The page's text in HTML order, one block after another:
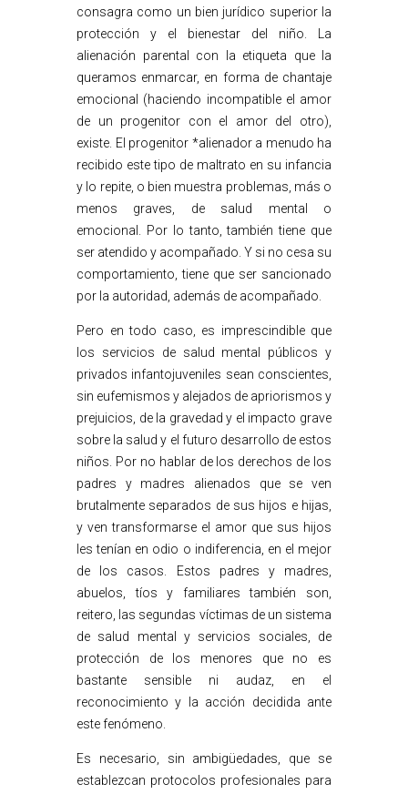
consagra como un bien jurídico superior la
protección y el bienestar del niño. La
alienación parental con la etiqueta que la
queramos enmarcar, en forma de chantaje
emocional (haciendo incompatible el amor
de un progenitor con el amor del otro),
existe. El progenitor *alienador a menudo ha
recibido este tipo de maltrato en su infancia
y lo repite, o bien muestra problemas, más o
menos graves, de salud mental o
emocional. Por lo tanto, también tiene que
ser atendido y acompañado. Y si no cesa su
comportamiento, tiene que ser sancionado
por la autoridad, además de acompañado.
Pero en todo caso, es imprescindible que
los servicios de salud mental públicos y
privados infantojuveniles sean conscientes,
sin eufemismos y alejados de apriorismos y
prejuicios, de la gravedad y el impacto grave
sobre la salud y el futuro desarrollo de estos
niños. Por no hablar de los derechos de los
padres y madres alienados que se ven
brutalmente separados de sus hijos e hijas,
y ven transformarse el amor que sus hijos
les tenían en odio o indiferencia, en el mejor
de los casos. Estos padres y madres,
abuelos, tíos y familiares también son,
reitero, las segundas víctimas de un sistema
de salud mental y servicios sociales, de
protección de los menores que no es
bastante sensible ni audaz, en el
reconocimiento y la acción decidida ante
este fenómeno.
Es necesario, sin ambigüedades, que se
establezcan protocolos profesionales para